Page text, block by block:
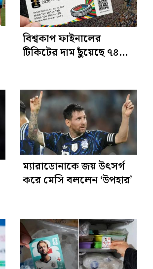
বিশ্বকাপ ফাইনালের
টিকিটের দাম ছুঁয়েছে ৭৪
ম্যারাডোনাকে জয় উৎসর্গ
করে মেসি বললেন ‘উপহার’